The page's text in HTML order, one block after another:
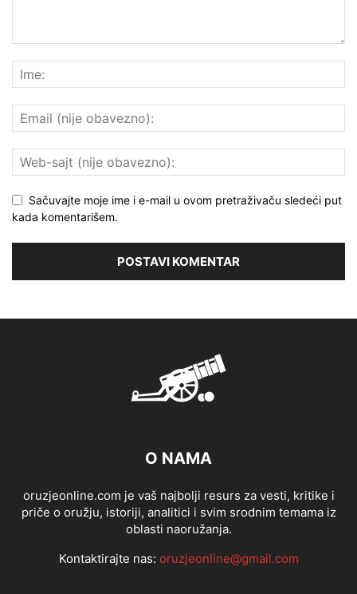
Sačuvajte moje ime i e-mail u ovom pretraživaču sledeći put
kada komentarišem.
O NAMA
oruzjeonline.com je vaš najbolji resurs za vesti, kritike i
priče o oružju, istoriji, analitici i svim srodnim temama iz
oblasti naoružanja.
Kontaktirajte nas: oruzjeonline@gmail.com